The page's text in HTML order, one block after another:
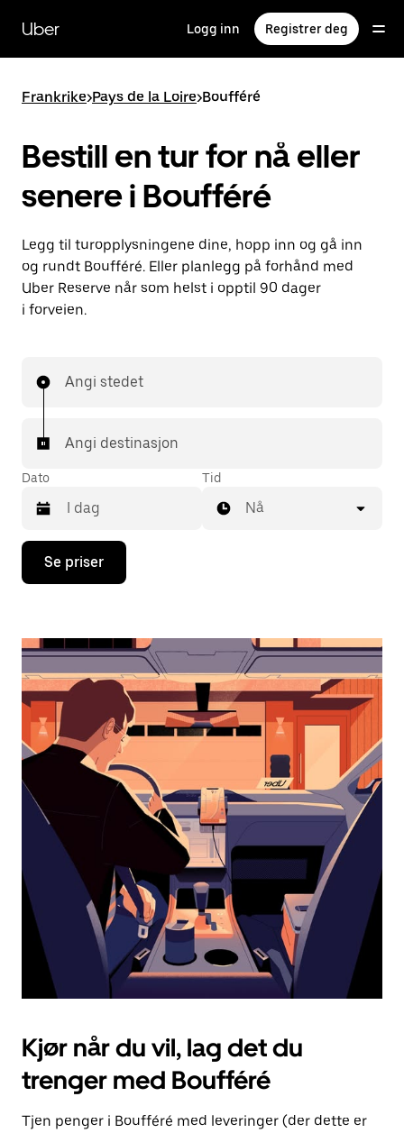
hovedinnholdet
Uber Logg inn Registrer deg
Frankrike>Pays de la Loire>Boufféré
Bestill en tur for nå eller
senere i Boufféré
Legg til turopplysningene dine, hopp inn og gå inn
og rundt Boufféré. Eller planlegg på forhånd med
Uber Reserve når som helst i opptil 90 dager
i forveien.
Angi stedet
Angi destinasjon
Dato
Trykk
piltast
åpne
og
velge
dato.
Trykk
på
Esc-
knappen
kalenderen.
Tid
Nå
Se priser
Kjør når du vil, lag det du
trenger med Boufféré
Tjen penger i Boufféré med leveringer (der dette er